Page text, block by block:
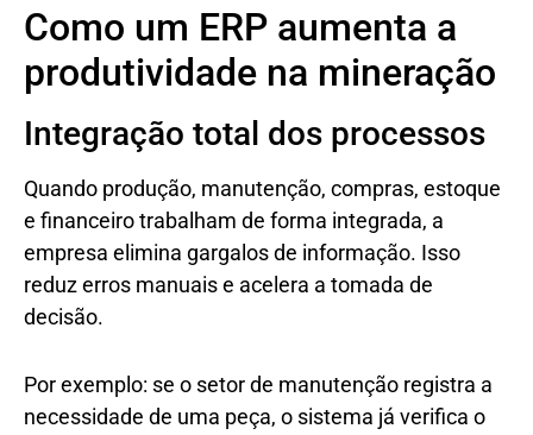
Como um ERP aumenta a
produtividade na mineração
Integração total dos processos
Quando produção, manutenção, compras, estoque
e financeiro trabalham de forma integrada, a
empresa elimina gargalos de informação. Isso
reduz erros manuais e acelera a tomada de
decisão.
Por exemplo: se o setor de manutenção registra a
necessidade de uma peça, o sistema já verifica o